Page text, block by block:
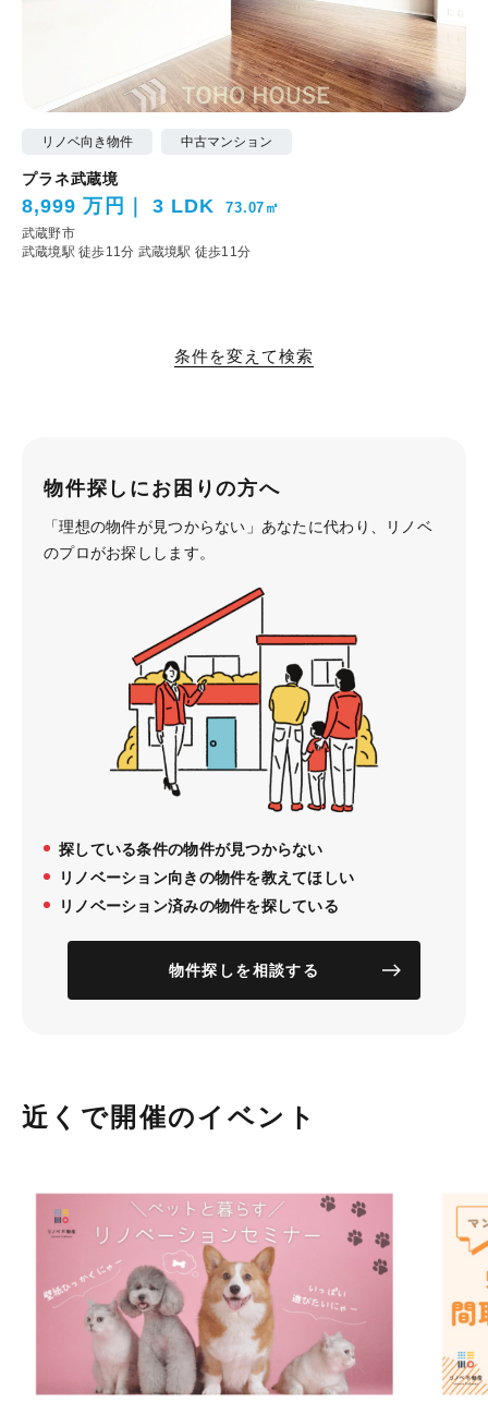
リノベ向き物件 中古マンション
プラネ武蔵境
8,999 万円 3 LDK 73.07㎡
武蔵野市
武蔵境駅 徒歩11分 武蔵境駅 徒歩11分
条件を変えて検索
物件探しにお困りの方へ
「理想の物件が見つからない」あなたに代わり、
リノベ
のプロがお探しします。
探している条件の物件が見つからない
リノベーション向きの物件を教えてほしい
リノベーション済みの物件を探している
物件探しを相談する
近くで開催のイベント